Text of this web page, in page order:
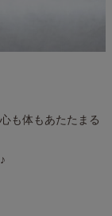
も体もあたたまる